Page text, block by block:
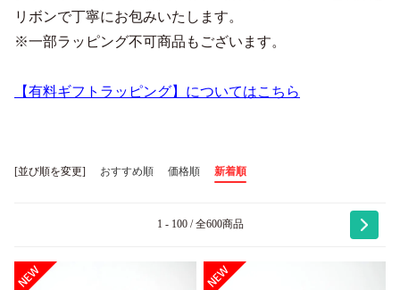
リボンで丁寧にお包みいたします。
※一部ラッピング不可商品もございます。
【有料ギフトラッピング】についてはこちら
[並び順を変更] おすすめ順 価格順 新着順
1 - 100 / 全600商品